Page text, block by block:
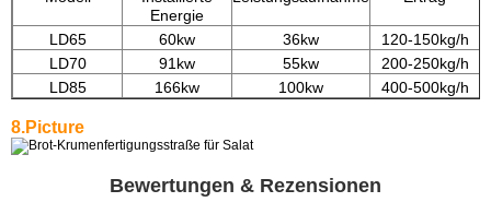
Energie
LD65 60kw 36kw 120-150kg/h
LD70
91kw 55kw 200-250kg/h
LD85
166kw 100kw 400-500kg/h
8.Picture
Bewertungen & Rezensionen